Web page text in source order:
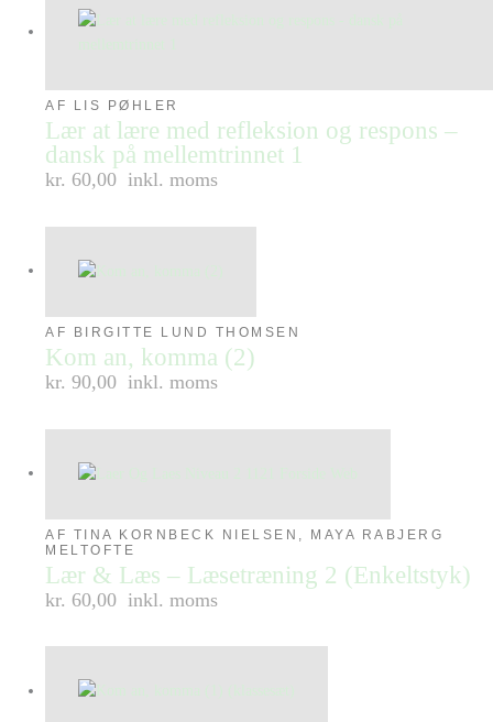
AF LIS PØHLER
Lær at lære med refleksion og respons –
dansk på mellemtrinnet 1
kr. 60,00 inkl. moms
AF BIRGITTE LUND THOMSEN
Kom an, komma (2)
kr. 90,00 inkl. moms
AF TINA KORNBECK NIELSEN, MAYA RABJERG
MELTOFTE
Lær & Læs – Læsetræning 2 (Enkeltstyk)
kr. 60,00 inkl. moms